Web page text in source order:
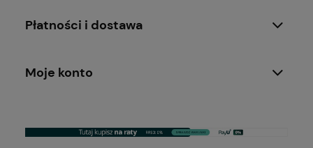
Płatności i dostawa
Moje konto